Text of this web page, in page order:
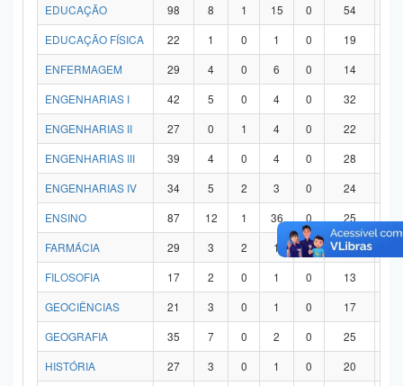
EDUCAÇÃO
98 8 1 15 0 54
EDUCAÇÃO FÍSICA
22 1 0 1 0 19
ENFERMAGEM
29 4 0 6 0 14
ENGENHARIAS I
42 5 0 4 0 32
ENGENHARIAS II
27 0 1 4 0 22
ENGENHARIAS III
39 4 0 4 0 28
ENGENHARIAS IV
34 5 2 3 0 24
ENSINO
87 12 1 36 0 25
FARMÁCIA
29 3 2 1 0 21
FILOSOFIA
17 2 0 1 0 13
GEOCIÊNCIAS
21 3 0 1 0 17
GEOGRAFIA
35 7 0 2 0 25
HISTÓRIA
27 3 0 1 0 20